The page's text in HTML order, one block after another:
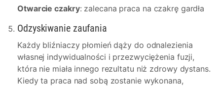
Otwarcie czakry: zalecana praca na czakrę gardła
Odzyskiwanie zaufania
Każdy bliźniaczy płomień dąży do odnalezienia
własnej indywidualności i przezwyciężenia fuzji,
która nie miała innego rezultatu niż zdrowy dystans.
Kiedy ta praca nad sobą zostanie wykonana,